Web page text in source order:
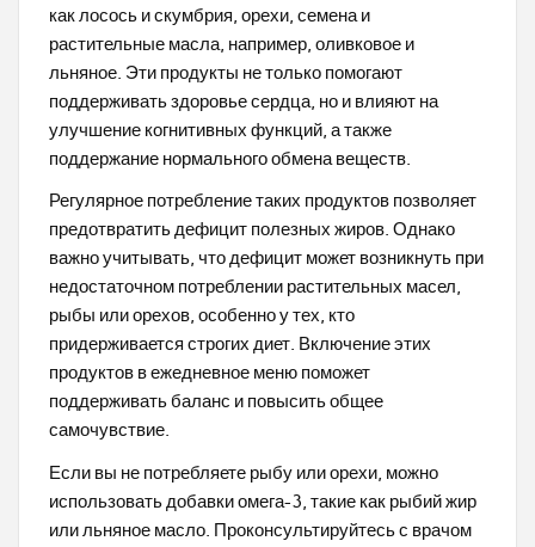
как лосось и скумбрия, орехи, семена и
растительные масла, например, оливковое и
льняное. Эти продукты не только помогают
поддерживать здоровье сердца, но и влияют на
улучшение когнитивных функций, а также
поддержание нормального обмена веществ.
Регулярное потребление таких продуктов позволяет
предотвратить дефицит полезных жиров. Однако
важно учитывать, что дефицит может возникнуть при
недостаточном потреблении растительных масел,
рыбы или орехов, особенно у тех, кто
придерживается строгих диет. Включение этих
продуктов в ежедневное меню поможет
поддерживать баланс и повысить общее
самочувствие.
Если вы не потребляете рыбу или орехи, можно
использовать добавки омега-3, такие как рыбий жир
или льняное масло. Проконсультируйтесь с врачом